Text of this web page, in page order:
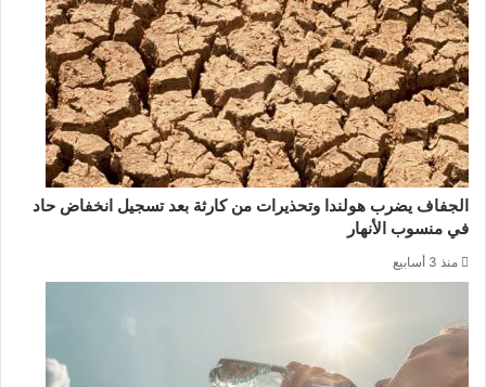
الجفاف يضرب هولندا وتحذيرات من كارثة بعد تسجيل انخفاض حاد
في منسوب الأنهار
منذ 3 أسابيع